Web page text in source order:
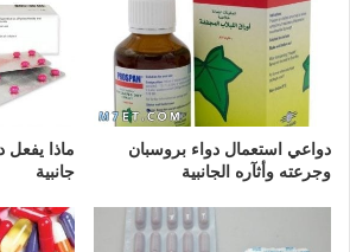
دواعي استعمال دواء بروسبان
وجرعته وأثآره الجانبية
جانبية